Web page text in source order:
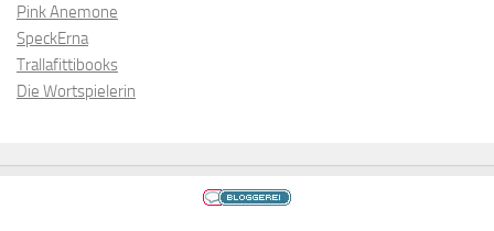
Pink Anemone
SpeckErna
Trallafittibooks
Die Wortspielerin